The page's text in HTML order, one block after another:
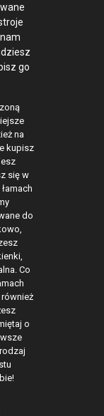
go
na
kupisz
się w
do
Co
o